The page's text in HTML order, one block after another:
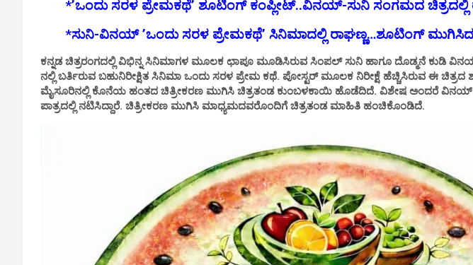
p
p
o
k
k
*’ಒಂದು ಸರಳ ಪ್ರೇಮಕಥೆ’ ಶೂಟಿಂಗ್ ಕಂಪ್ಲೀಟ್..ವಿನಯ್-ಸುನಿ ಸಂಗಮದ ಚಿತ್ರದಲ್ಲಿ
*ಸುನಿ-ವಿನಯ್ ’ಒಂದು ಸರಳ ಪ್ರೇಮಕಥೆ’ ಸಿನಿಮಾದಲ್ಲಿ ರಾಘಣ್ಣ…ಶೂಟಿಂಗ್ ಮುಗಿಸಿದ
ಕನ್ನಡ ಚಿತ್ರರಂಗದಲ್ಲಿ ವಿಭಿನ್ನ ಸಿನಿಮಾಗಳ ಮೂಲಕ ಛಾಪೂ ಮೂಡಿಸಿರುವ ಸಿಂಪಲ್ ಸುನಿ ಹಾಗೂ ದೊಡ್ಮನೆ ಕುಡಿ
ನಲ್ಲಿ ಬರ್ತಿರುವ ಬಹುನಿರೀಕ್ಷಿತ ಸಿನಿಮಾ ಒಂದು ಸರಳ ಪ್ರೇಮ ಕಥೆ. ಪೋಸ್ಟರ್ ಮೂಲಕ ನಿರೀಕ್ಷೆ ಹೆಚ್ಚಿಸಿರುವ ಈ
ಮೈಸೂರಿನಲ್ಲಿ ಕೊನೆಯ ಹಂತದ ಚಿತ್ರೀಕರಣ ಮುಗಿಸಿ ಚಿತ್ರತಂಡ ಕುಂಬಳಕಾಯಿ ಹೊಡೆದಿದೆ. ವಿಶೇಷ ಅಂದರೆ ವಿನಯ್
ಪಾತ್ರದಲ್ಲಿ ನಟಿಸಿದ್ದಾರೆ. ಚಿತ್ರೀಕರಣ ಮುಗಿಸಿ ಮಾಧ್ಯಮದವರೊಂದಿಗೆ ಚಿತ್ರತಂಡ ಮಾಹಿತಿ ಹಂಚಿಕೊಂಡಿದೆ.